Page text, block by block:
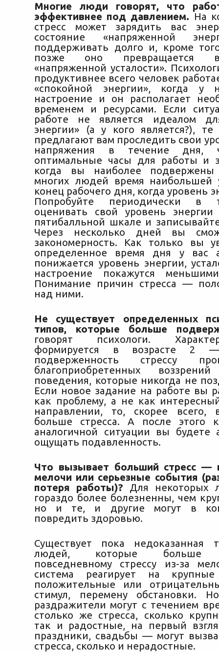
Многие люди говорят, что
эффективнее под давлением. На
стресс может зарядить вас
состояние «напряженной
поддерживать долго и, кроме
позже оно превращается в
«напряженной усталости».
продуктивнее всего человек
«спокойной энергии», когда у
настроение и он располагает
временем и ресурсами. Если
работе не является идеалом
энергии» (а у кого является?),
предлагают вам проследить свои
напряжения в течение дня,
оптимальные часы для работы и
когда вы наиболее подвержены
многих людей время наибольшей
конец рабочего дня, когда уровень
Попробуйте периодически в
оценивать свой уровень
пятибалльной шкале и
Через несколько дней вы
закономерность. Как только вы
определенное время дня у вас
понижается уровень энергии,
настроение покажутся
Понимание причин стресса —
над ними.
Не существует определенных
типов, которые больше
говорят психологи.
формируется в возрасте
подверженность стрессу
благоприобретенных
поведения, которые никогда не
Если новое задание на работе вы
как проблему, а не как
направлении, то, скорее всего,
больше стресса. А после этого
аналогичной ситуации вы будете
ощущать подавленность.
Что вызывает больший стресс —
мелочи или серьезные события
потеря работы)? Для некоторых
гораздо более болезненны, чем
но и те, и другие могут в
повредить здоровью.
Существует пока недоказанная
людей, которые больше
повседневному стрессу из-за
система реагирует на
положительные или
стимул, перемену обстановки.
раздражители могут с течением
столько же стресса, сколько
так и радостные, на первый
праздники, свадьбы — могут
стресса, сколько и нерадостные.